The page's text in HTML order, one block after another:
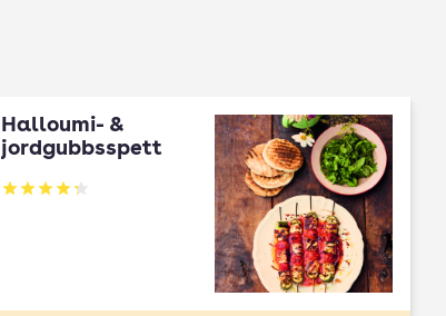
Halloumi- &
jordgubbsspett
Betyg: 4.3 av 5